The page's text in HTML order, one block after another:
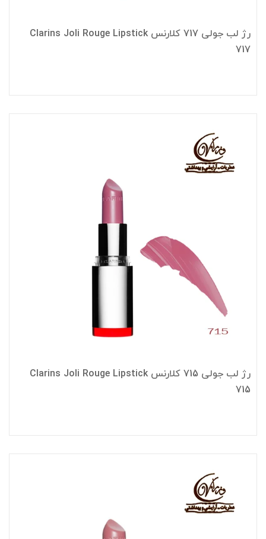
رژ لب جولی 717 کلارنس Clarins Joli Rouge Lipstick
717
رژ لب جولی 715 کلارنس Clarins Joli Rouge Lipstick
715